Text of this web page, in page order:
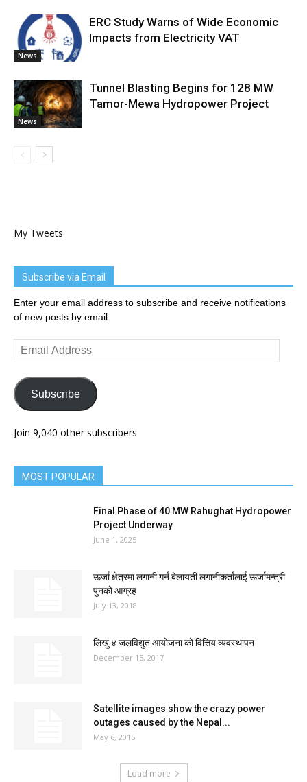
News
ERC Study Warns of Wide Economic
Impacts from Electricity VAT
News
Tunnel Blasting Begins for 128 MW
Tamor-Mewa Hydropower Project
My Tweets
Subscribe via Email
Enter your email address to subscribe and receive notifications
of new posts by email.
Email
Address
Subscribe
Join 9,040 other subscribers
MOST POPULAR
Final Phase of 40 MW Rahughat Hydropower
Project Underway
June 1, 2025
ऊर्जा क्षेत्रमा लगानी गर्न बेलायती लगानीकर्तालाई ऊर्जामन्त्री
पुनको आग्रह
July 13, 2018
लिखु ४ जलविद्युत आयोजना को वित्तिय व्यवस्थापन
December 15, 2017
Satellite images show the crazy power
outages caused by the Nepal...
May 6, 2015
Load more